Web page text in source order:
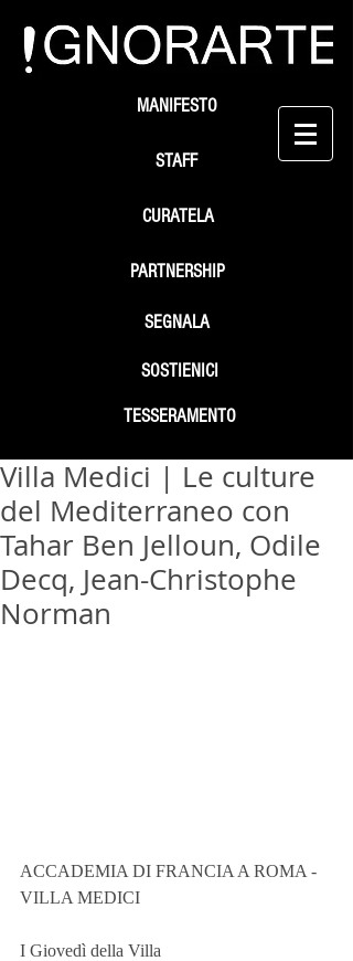
STAFF
SEGNALA
SOSTIENICI
MANIFESTO
PARTNERSHIP
TESSERAMENTO
CURATELA
Villa Medici | Le culture
del Mediterraneo con
Tahar Ben Jelloun, Odile
Decq, Jean-Christophe
Norman
ACCADEMIA DI FRANCIA A ROMA -
VILLA MEDICI
I Giovedì della Villa